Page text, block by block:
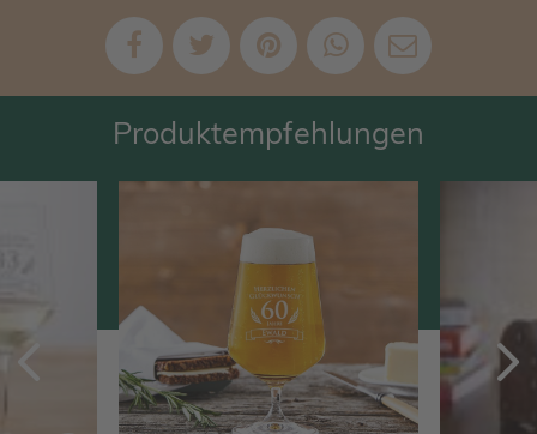
Produktempfehlungen
Zurück